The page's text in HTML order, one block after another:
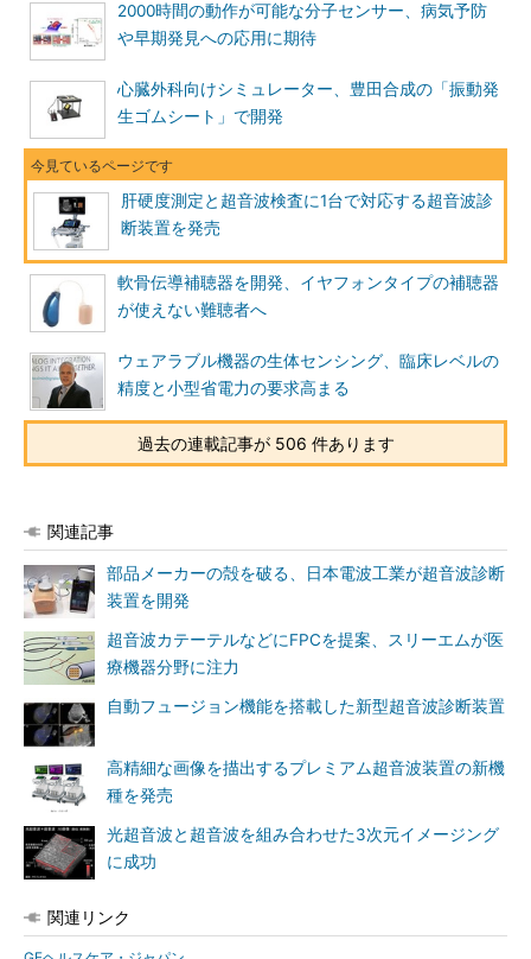
2000時間の動作が可能な分子センサー、病気予防
や早期発見への応用に期待
心臓外科向けシミュレーター、豊田合成の「振動発
生ゴムシート」で開発
肝硬度測定と超音波検査に1台で対応する超音波診
断装置を発売
軟骨伝導補聴器を開発、イヤフォンタイプの補聴器
が使えない難聴者へ
ウェアラブル機器の生体センシング、臨床レベルの
精度と小型省電力の要求高まる
過去の連載記事が 506 件あります
関連記事
部品メーカーの殻を破る、日本電波工業が超音波診断
装置を開発
超音波カテーテルなどにFPCを提案、スリーエムが医
療機器分野に注力
自動フュージョン機能を搭載した新型超音波診断装置
高精細な画像を描出するプレミアム超音波装置の新機
種を発売
光超音波と超音波を組み合わせた3次元イメージング
に成功
関連リンク